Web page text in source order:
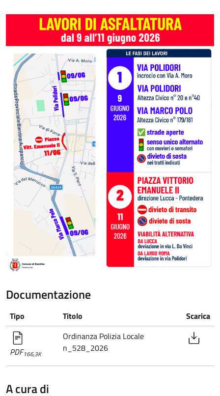
Documentazione
Tipo Titolo Scarica
PDF166,3K
Ordinanza Polizia Locale
n_528_2026
A cura di